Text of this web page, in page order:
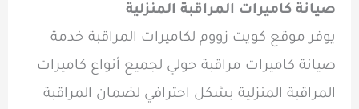
صيانة كاميرات المراقبة المنزلية
يوفر موقع كويت زووم لكاميرات المراقبة خدمة
صيانة كاميرات مراقبة حولي لجميع أنواع كاميرات
المراقبة المنزلية بشكل احترافي لضمان المراقبة